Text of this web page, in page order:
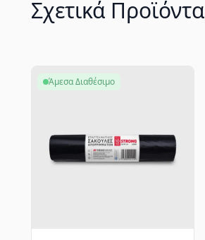
Σχετικά Προϊόντα
Άμεσα Διαθέσιμο